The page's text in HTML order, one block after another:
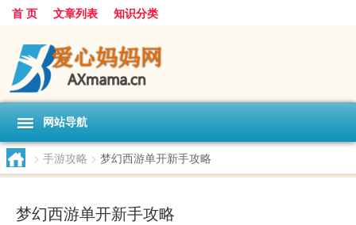
首 页 文章列表 知识分类
网站导航
> 手游攻略 > 梦幻西游单开新手攻略
梦幻西游单开新手攻略